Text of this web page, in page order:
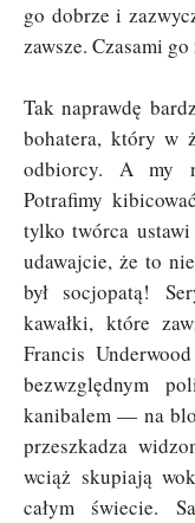
go dobrze i
zawsze. Czasami
Tak naprawdę
bohatera, który w
odbiorcy. A my
Potrafimy
tylko twórca
udawajcie, że to
był socjopatą!
kawałki, które
Francis
bezwzględnym
kanibalem — na
przeszkadza
wciąż skupiają
całym świecie.